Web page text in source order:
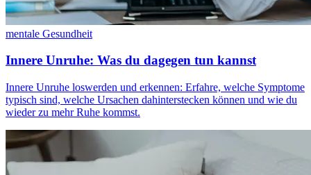
mentale Gesundheit
Innere Unruhe: Was du dagegen tun kannst
Innere Unruhe loswerden und erkennen: Erfahre, welche Symptome
typisch sind, welche Ursachen dahinterstecken können und wie du
wieder zu mehr Ruhe kommst.